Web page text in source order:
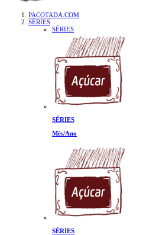
PACOTADA.COM
SÉRIES
SÉRIES
SÉRIES
Mês/Ano
SÉRIES